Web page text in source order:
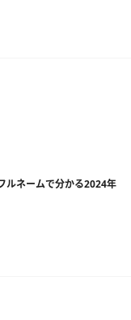
ルネームで分かる2024年